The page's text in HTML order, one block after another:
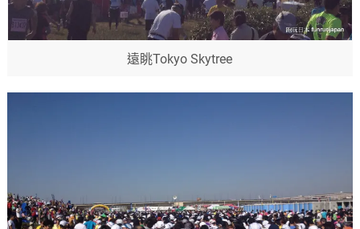
遠眺Tokyo Skytree